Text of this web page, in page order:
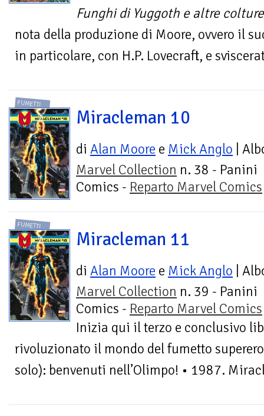
Funghi di Yuggoth e altre colture
nota della produzione di Moore, ovvero il
in particolare, con H.P. Lovecraft, e
FUMETTI
Miracleman 10
di Alan Moore e Mick Anglo |
Marvel Collection n. 38 - Panini
Comics - Reparto Marvel Comics
FUMETTI
Miracleman 11
di Alan Moore e Mick Anglo |
Marvel Collection n. 39 - Panini
Comics - Reparto Marvel Comics
Inizia qui il terzo e conclusivo
rivoluzionato il mondo del fumetto
solo): benvenuti nell’Olimpo! • 1987.